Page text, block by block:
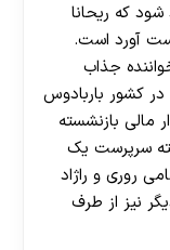
که ریحانا
آورد است.
جذاب
مایکل در کشور باربادوس
مالی بازنشسته
سرپرست یک
روری و راژاد
نیز از طرف